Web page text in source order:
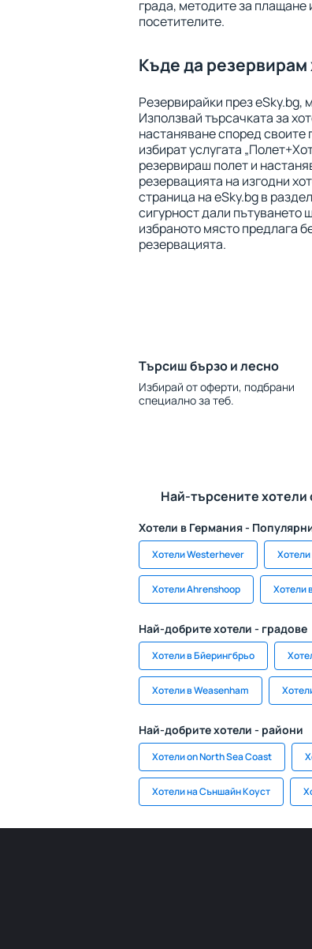
града, методите за плащане
посетителите.
Къде да резервирам
Резервирайки през
Използвай търсачката за
настаняване според
избират услугата
резервираш полет и
резервацията на изгодни
страница на eSky.bg в
сигурност дали пътуването
избраното място предлага
резервацията.
Търсиш бързо и лесно
Избирай от оферти, подбрани
специално за теб.
Най-търсените хотели
Хотели в Германия -
Хотели Westerhever
Хотели Ahrenshoop Хотели
Най-добрите хотели - градове
Хотели в Бйерингбрьо
Хотели в Weasenham
Най-добрите хотели - райони
Хотели on North Sea Coast
Хотели на Съншайн Коуст